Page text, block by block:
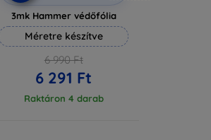
3mk Hammer védőfólia
Méretre készítve
6 990 Ft
6 291 Ft
Raktáron 4 darab